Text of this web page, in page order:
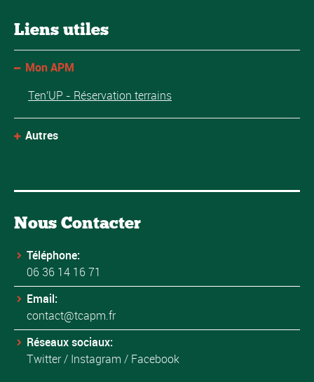
Liens utiles
Mon APM
Ten'UP - Réservation terrains
Autres
Nous Contacter
Téléphone:
06 36 14 16 71
Email:
contact@tcapm.fr
Réseaux sociaux:
Twitter/ Instagram / Facebook